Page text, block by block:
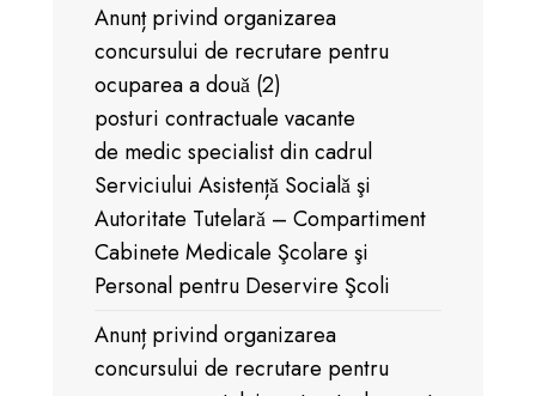
Anunț privind organizarea
concursului de recrutare pentru
ocuparea a douǎ (2)
posturi contractuale vacante
de medic specialist din cadrul
Serviciului Asistențǎ Socialǎ şi
Autoritate Tutelarǎ – Compartiment
Cabinete Medicale Şcolare şi
Personal pentru Deservire Şcoli
Anunț privind organizarea
concursului de recrutare pentru